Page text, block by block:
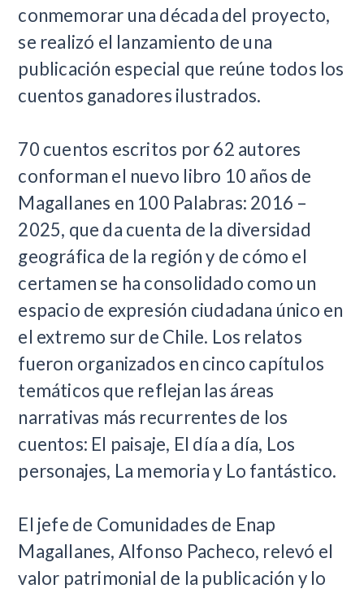
conmemorar una década del proyecto,
se realizó el lanzamiento de una
publicación especial que reúne todos los
cuentos ganadores ilustrados.
70 cuentos escritos por 62 autores
conforman el nuevo libro 10 años de
Magallanes en 100 Palabras: 2016 –
2025, que da cuenta de la diversidad
geográfica de la región y de cómo el
certamen se ha consolidado como un
espacio de expresión ciudadana único en
el extremo sur de Chile. Los relatos
fueron organizados en cinco capítulos
temáticos que reflejan las áreas
narrativas más recurrentes de los
cuentos: El paisaje, El día a día, Los
personajes, La memoria y Lo fantástico.
El jefe de Comunidades de Enap
Magallanes, Alfonso Pacheco, relevó el
valor patrimonial de la publicación y lo